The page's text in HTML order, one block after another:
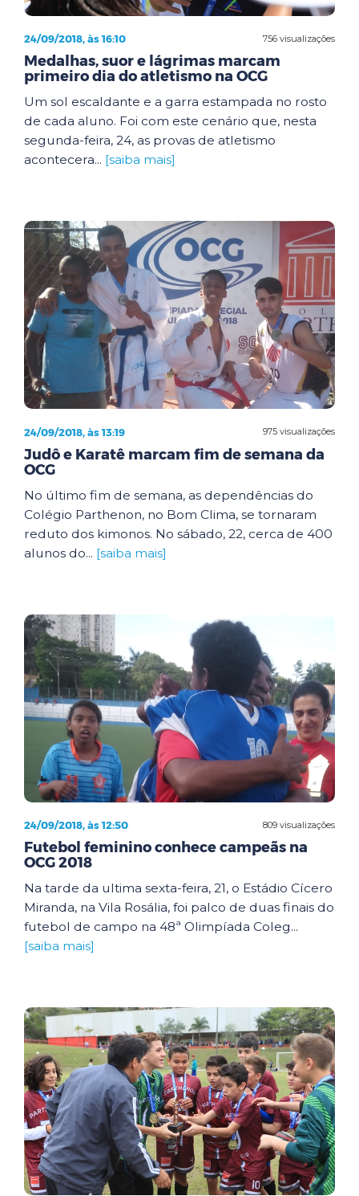
756 visualizações
24/09/2018, às 16:10
Medalhas, suor e lágrimas marcam
primeiro dia do atletismo na OCG
Um sol escaldante e a garra estampada no rosto
de cada aluno. Foi com este cenário que, nesta
segunda-feira, 24, as provas de atletismo
acontecera... [saiba mais]
975 visualizações
24/09/2018, às 13:19
Judô e Karatê marcam fim de semana da
OCG
No último fim de semana, as dependências do
Colégio Parthenon, no Bom Clima, se tornaram
reduto dos kimonos. No sábado, 22, cerca de 400
alunos do... [saiba mais]
809 visualizações
24/09/2018, às 12:50
Futebol feminino conhece campeãs na
OCG 2018
Na tarde da ultima sexta-feira, 21, o Estádio Cícero
Miranda, na Vila Rosália, foi palco de duas finais do
futebol de campo na 48ª Olimpíada Coleg...
[saiba mais]